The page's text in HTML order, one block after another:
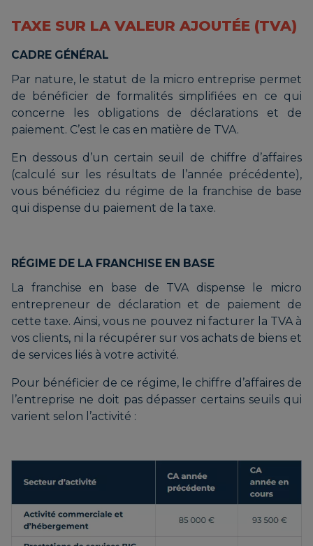
TAXE SUR LA VALEUR AJOUTÉE (TVA)
CADRE GÉNÉRAL
Par nature, le statut de la micro entreprise permet
de bénéficier de formalités simplifiées en ce qui
concerne les obligations de déclarations et de
paiement. C’est le cas en matière de TVA.
En dessous d’un certain seuil de chiffre d’affaires
(calculé sur les résultats de l’année précédente),
vous bénéficiez du régime de la franchise de base
qui dispense du paiement de la taxe.
RÉGIME DE LA FRANCHISE EN BASE
La franchise en base de TVA dispense le micro
entrepreneur de déclaration et de paiement de
cette taxe. Ainsi, vous ne pouvez ni facturer la TVA à
vos clients, ni la récupérer sur vos achats de biens et
de services liés à votre activité.
Pour bénéficier de ce régime, le chiffre d’affaires de
l’entreprise ne doit pas dépasser certains seuils qui
varient selon l’activité :